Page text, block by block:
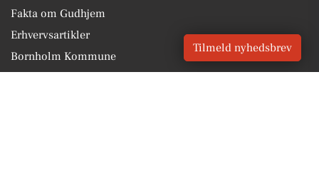
Fakta om Gudhjem
Erhvervsartikler
Bornholm Kommune
Tilmeld nyhedsbrev